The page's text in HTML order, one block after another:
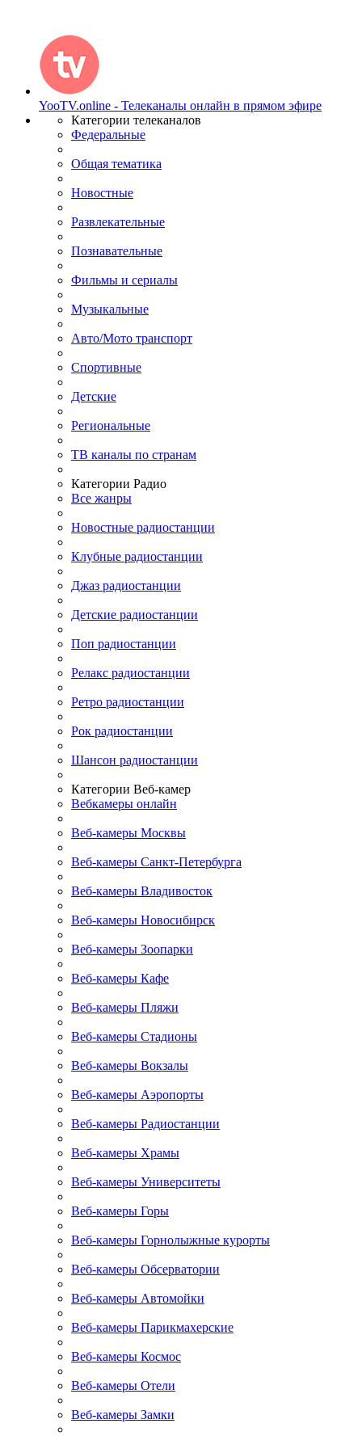
YooTV.online - Телеканалы онлайн в прямом эфире
Категории телеканалов
Федеральные
Общая тематика
Новостные
Развлекательные
Познавательные
Фильмы и сериалы
Музыкальные
Авто/Мото транспорт
Спортивные
Детские
Региональные
ТВ каналы по странам
Категории Радио
Все жанры
Новостные радиостанции
Клубные радиостанции
Джаз радиостанции
Детские радиостанции
Поп радиостанции
Релакс радиостанции
Ретро радиостанции
Рок радиостанции
Шансон радиостанции
Категории Веб-камер
Вебкамеры онлайн
Веб-камеры Москвы
Веб-камеры Санкт-Петербурга
Веб-камеры Владивосток
Веб-камеры Новосибирск
Веб-камеры Зоопарки
Веб-камеры Кафе
Веб-камеры Пляжи
Веб-камеры Стадионы
Веб-камеры Вокзалы
Веб-камеры Аэропорты
Веб-камеры Радиостанции
Веб-камеры Храмы
Веб-камеры Университеты
Веб-камеры Горы
Веб-камеры Горнолыжные курорты
Веб-камеры Обсерватории
Веб-камеры Автомойки
Веб-камеры Парикмахерские
Веб-камеры Космос
Веб-камеры Отели
Веб-камеры Замки